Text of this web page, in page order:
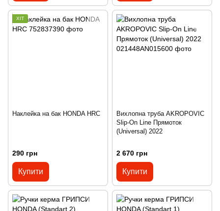
ХІТ
Наклейка на бак HONDA HRC
290 грн
Купити
Вихлопна труба AKROPOVIC
Slip-On Line Прямоток
(Universal) 2022
2 670 грн
Купити